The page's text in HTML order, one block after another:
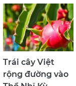
Trái cây Việt
rộng đường vào